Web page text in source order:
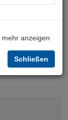
anzeigen
Schließen